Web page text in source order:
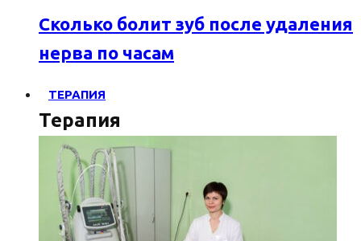
Сколько болит зуб после удаления
нерва по часам
ТЕРАПИЯ
Терапия